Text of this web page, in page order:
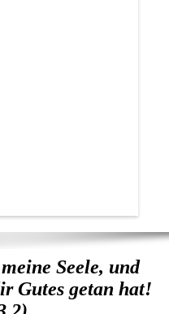
Seele, und
Gutes getan hat!